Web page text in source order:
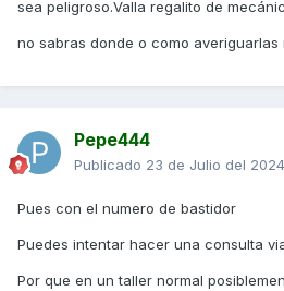
sea peligroso.Valla regalito de
no sabras donde o como averiguarlas
Pepe444
Publicado 23 de Julio del 2024
Pues con el numero de bastidor
Puedes intentar hacer una consulta
Por que en un taller normal